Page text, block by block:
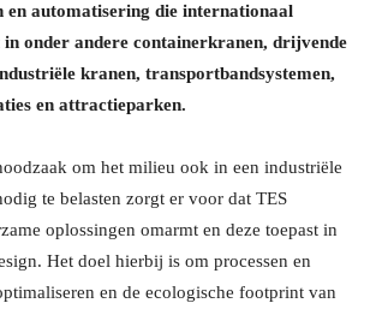
en automatisering die internationaal
in onder andere containerkranen, drijvende
kranen, transportbandsystemen,
en attractieparken.
om het milieu ook in een industriële
te belasten zorgt er voor dat TES
oplossingen omarmt en deze toepast in
Het doel hierbij is om processen en
en de ecologische footprint van